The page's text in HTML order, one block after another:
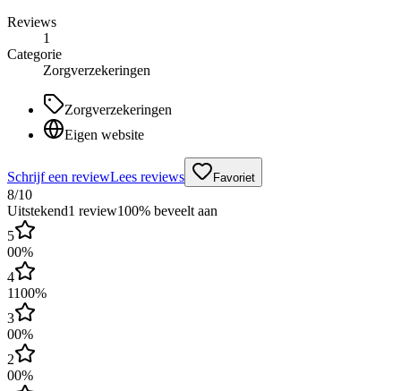
Reviews
1
Categorie
Zorgverzekeringen
Zorgverzekeringen
Eigen website
Schrijf een reviewLees reviews Favoriet
8/10
Uitstekend1 review100% beveelt aan
5
00%
4
1100%
3
00%
2
00%